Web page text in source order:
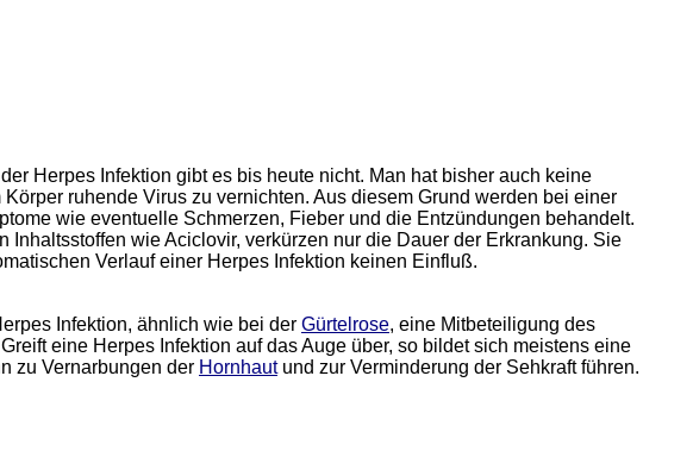
Herpes Infektion gibt es bis heute nicht. Man hat bisher auch keine
ruhende Virus zu vernichten. Aus diesem Grund werden bei einer
wie eventuelle Schmerzen, Fieber und die Entzündungen behandelt.
Inhaltsstoffen wie Aciclovir, verkürzen nur die Dauer der Erkrankung. Sie
Verlauf einer Herpes Infektion keinen Einfluß.
Infektion, ähnlich wie bei der Gürtelrose, eine Mitbeteiligung des
eine Herpes Infektion auf das Auge über, so bildet sich meistens eine
zu Vernarbungen der Hornhautund zur Verminderung der Sehkraft führen.